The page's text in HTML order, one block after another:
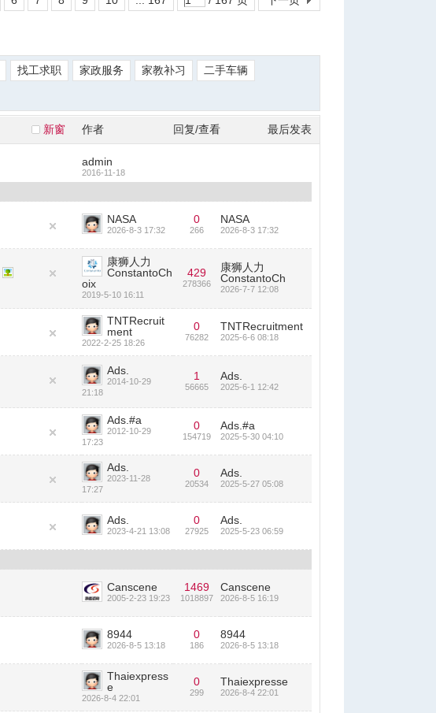
找工求职 家政服务 家教补习
二手车辆
新窗 作者 回复/查看 最后发表
admin
2016-11-18
NASA
2026-8-3 17:32
0
266
NASA
2026-8-3 17:32
康狮人力
ConstantoCh
oix
2019-5-10 16:11
429
278366
康狮人力
ConstantoCh
2026-7-7 12:08
TNTRecruit
ment
2022-2-25 18:26
0
76282
TNTRecruitment
2025-6-6 08:18
Ads.
2014-10-29
21:18
1
56665
Ads.
2025-6-1 12:42
Ads.#a
2012-10-29
17:23
0
154719
Ads.#a
2025-5-30 04:10
Ads.
2023-11-28
17:27
0
20534
Ads.
2025-5-27 05:08
Ads.
2023-4-21 13:08
0
27925
Ads.
2025-5-23 06:59
Canscene
2005-2-23 19:23
1469
1018897
Canscene
2026-8-5 16:19
8944
2026-8-5 13:18
0
186
8944
2026-8-5 13:18
Thaiexpress
e
2026-8-4 22:01
0
299
Thaiexpresse
2026-8-4 22:01